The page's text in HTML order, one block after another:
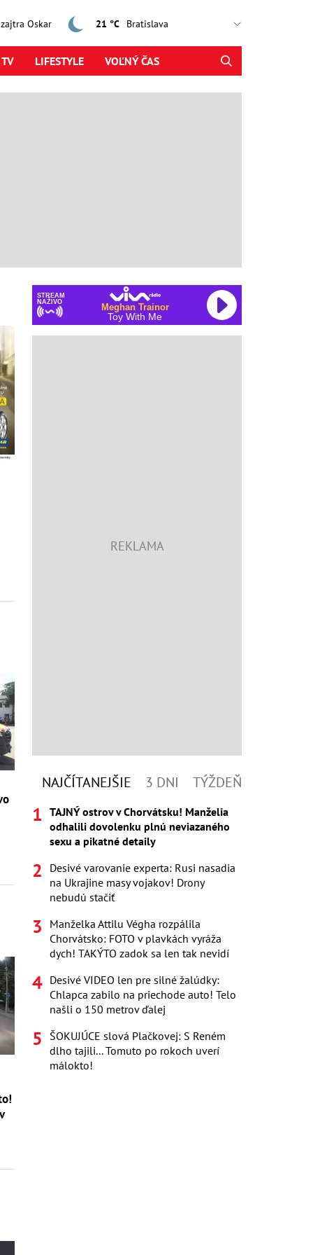
Oskar 21 °C
LIFESTYLE VOĽNÝ ČAS
STREAM
NAŽIVO
Meghan Trainor
Toy With Me
NAJČÍTANEJŠIE 3 DNI TÝŽDEŇ
TAJNÝ ostrov v Chorvátsku! Manželia
odhalili dovolenku plnú neviazaného
sexu a pikatné detaily
Desivé varovanie experta: Rusi nasadia
na Ukrajine masy vojakov! Drony
nebudú stačiť
Manželka Attilu Végha rozpálila
Chorvátsko: FOTO v plavkách vyráža
dych! TAKÝTO zadok sa len tak nevidí
Desivé VIDEO len pre silné žalúdky:
Chlapca zabilo na priechode auto! Telo
našli o 150 metrov ďalej
ŠOKUJÚCE slová Plačkovej: S Reném
dlho tajili... Tomuto po rokoch uverí
málokto!